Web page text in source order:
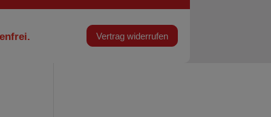
Vertrag widerrufen